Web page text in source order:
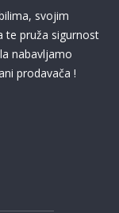
svojim
te pruža sigurnost
nabavljamo
prodavača !